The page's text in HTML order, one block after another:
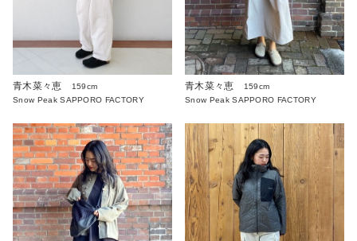
青木菜々恵
159cm
Snow Peak SAPPORO FACTORY
青木菜々恵
159cm
Snow Peak SAPPORO FACTORY